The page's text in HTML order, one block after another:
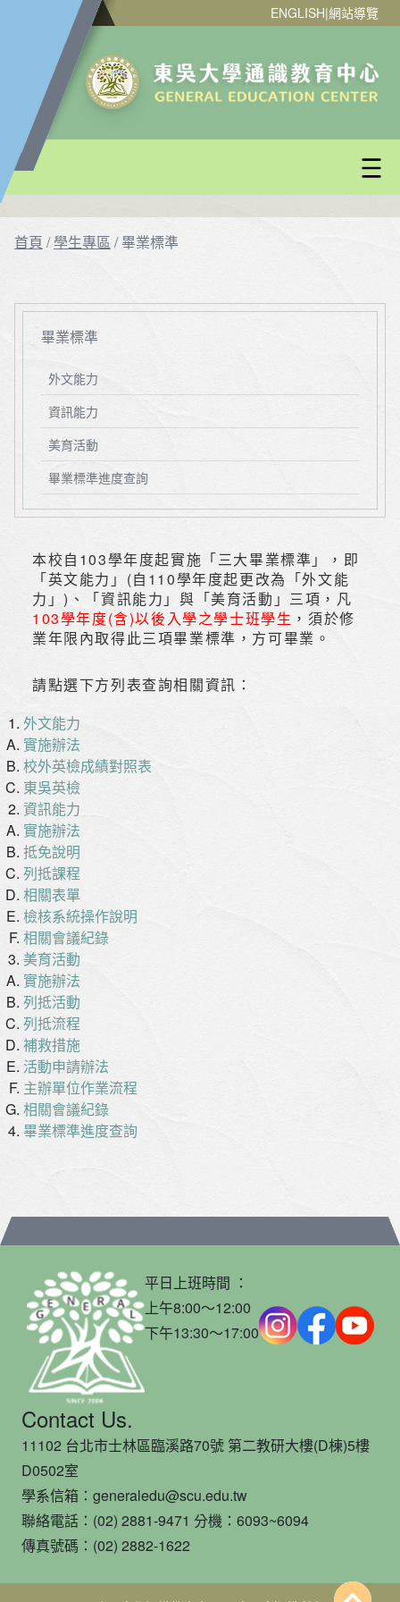
ENGLISH|網站導覽
首頁 /學生專區 /畢業標準
畢業標準
外文能力
資訊能力
美育活動
畢業標準進度查詢
本校自103學年度起實施「三大畢業標準」，即
「英文能力」(自110學年度起更改為「外文能
力」)、「資訊能力」與「美育活動」三項，凡
103學年度(含)以後入學之學士班學生 ，須於修
業年限內取得此三項畢業標準，方可畢業。
請點選下方列表查詢相關資訊：
外文能力
實施辦法
校外英檢成績對照表
東吳英檢
資訊能力
實施辦法
抵免說明
列抵課程
相關表單
檢核系統操作說明
相關會議紀錄
美育活動
實施辦法
列抵活動
列抵流程
補救措施
活動申請辦法
主辦單位作業流程
相關會議紀錄
畢業標準進度查詢
平日上班時間 ：
上午8:00～12:00
下午13:30～17:00
Contact Us.
11102 台北市士林區臨溪路70號 第二教研大樓(D棟)5樓
D0502室
學系信箱：generaledu@scu.edu.tw
聯絡電話：(02) 2881-9471 分機：6093~6094
傳真號碼：(02) 2882-1622